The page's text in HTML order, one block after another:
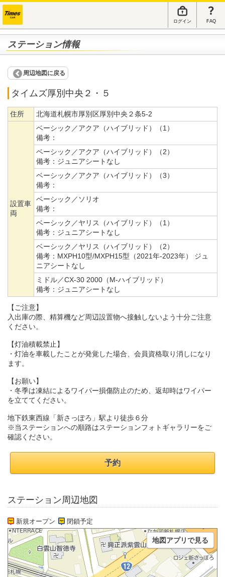
ログイン FAQ
ステーション情報
周辺地図に戻る
タイムズ厚別中央２・５
住所 北海道札幌市厚別区厚別中央２条5-2
設置車
両
ベーシック／アクア（ハイブリッド）（1）
備考：
ベーシック／アクア（ハイブリッド）（2）
備考： ジュニアシートなし
ベーシック／アクア（ハイブリッド）（3）
備考：
ベーシック／ソリオ
備考：
ベーシック／ヤリス（ハイブリッド）（1）
備考： ジュニアシートなし
ベーシック／ヤリス（ハイブリッド）（2）
備考： MXPH10型/MXPH15型（2021年-2023年） ジュ
ニアシートなし
ミドル／CX-30 2000（M-ハイブリッド）
備考： ジュニアシートなし
【ご注意】
入出庫の際、精算機など周辺設置物へ接触しないよう十分ご注意
ください。
【灯油積載禁止】
・灯油を車載したことが発覚した場合、会員資格取り消しになり
ます。
【お願い】
・冬季は凍結によるワイパー損傷防止のため、返却時はワイパー
を立ててください。
地下鉄東西線「新さっぽろ」駅より徒歩６分
※当ステーションへの順路はステーションフォトギャラリーをご
確認ください。
予約
ステーション周辺地図
新規オープン 閉鎖予定
地図アプリで見る